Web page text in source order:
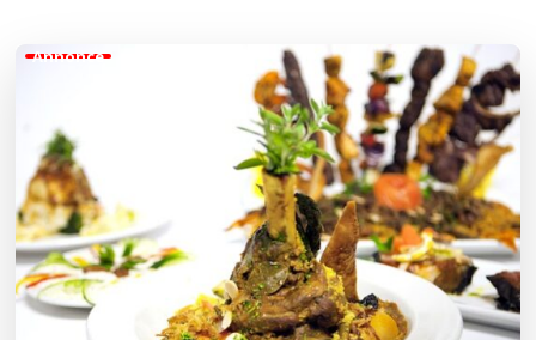
Annonce